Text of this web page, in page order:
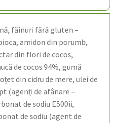
făinuri fără gluten –
amidon din porumb,
din flori de cocos,
de cocos 94%, gumă
din cidru de mere, ulei de
(agenți de afânare –
de sodiu E500ii,
de sodiu (agent de